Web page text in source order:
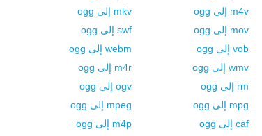
m4v إلى ogg
mkv إلى ogg
mov إلى ogg
swf إلى ogg
vob إلى ogg
webm إلى ogg
wmv إلى ogg
m4r إلى ogg
rm إلى ogg
ogv إلى ogg
mpg إلى ogg
mpeg إلى ogg
caf إلى ogg
m4p إلى ogg